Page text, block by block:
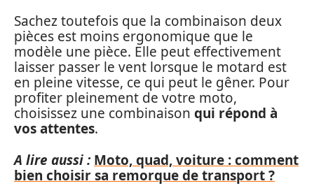
Sachez toutefois que la combinaison deux
pièces est moins ergonomique que le
modèle une pièce. Elle peut effectivement
laisser passer le vent lorsque le motard est
en pleine vitesse, ce qui peut le gêner. Pour
profiter pleinement de votre moto,
choisissez une combinaison qui répond à
vos attentes.
A lire aussi : Moto, quad, voiture : comment
bien choisir sa remorque de transport ?